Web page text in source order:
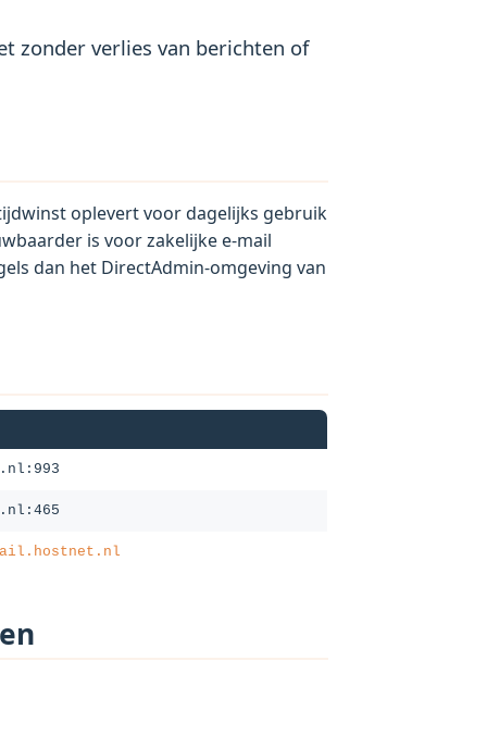
zonder verlies van berichten of
oplevert voor dagelijks gebruik
is voor zakelijke e-mail
dan het DirectAdmin-omgeving van